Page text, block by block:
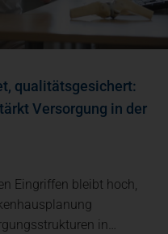
qualitätsgesichert:
Versorgung in der
Eingriffen bleibt hoch,
in…